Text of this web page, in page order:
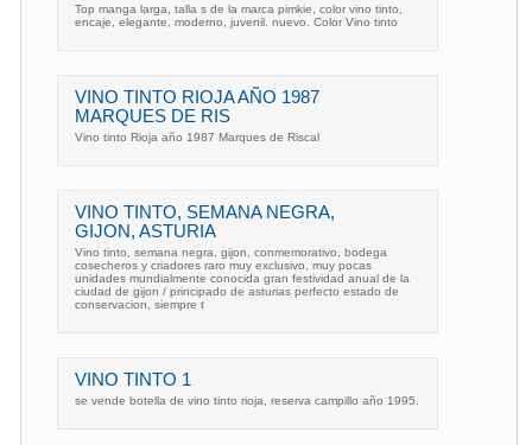
Top manga larga, talla s de la marca pimkie, color vino tinto,
encaje, elegante, moderno, juvenil. nuevo. Color Vino tinto
VINO TINTO RIOJA AÑO 1987
MARQUES DE RIS
Vino tinto Rioja año 1987 Marques de Riscal
VINO TINTO, SEMANA NEGRA,
GIJON, ASTURIA
Vino tinto, semana negra, gijon, conmemorativo, bodega
cosecheros y criadores raro muy exclusivo, muy pocas
unidades mundialmente conocida gran festividad anual de la
ciudad de gijon / principado de asturias perfecto estado de
conservacion, siempre t
VINO TINTO 1
se vende botella de vino tinto rioja, reserva campillo año 1995.